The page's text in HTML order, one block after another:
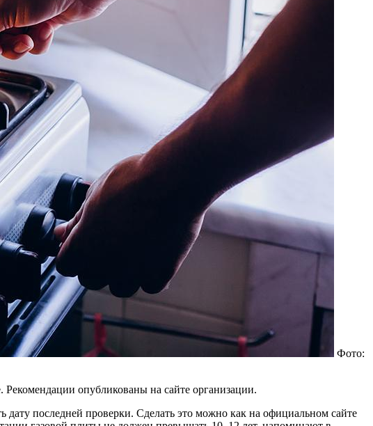
Фото:
Рекомендации опубликованы на сайте организации.
дату последней проверки. Сделать это можно как на официальном сайте